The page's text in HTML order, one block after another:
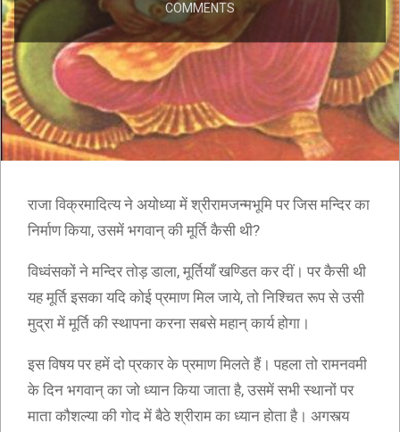
COMMENTS
राजा विक्रमादित्य ने अयोध्या में श्रीरामजन्मभूमि पर जिस मन्दिर का
निर्माण किया, उसमें भगवान् की मूर्ति कैसी थी?
विध्वंसकों ने मन्दिर तोड़ डाला, मूर्तियाँ खण्डित कर दीं। पर कैसी थी
यह मूर्ति इसका यदि कोई प्रमाण मिल जाये, तो निश्चित रूप से उसी
मुद्रा में मूर्ति की स्थापना करना सबसे महान् कार्य होगा।
इस विषय पर हमें दो प्रकार के प्रमाण मिलते हैं। पहला तो रामनवमी
के दिन भगवान् का जो ध्यान किया जाता है, उसमें सभी स्थानों पर
माता कौशल्या की गोद में बैठे श्रीराम का ध्यान होता है। अगस्त्य